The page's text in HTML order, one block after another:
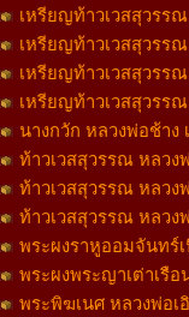
เหรียญท้าวเวสสุวรร
เหรียญท้าวเวสสุวรร
เหรียญท้าวเวสสุวรร
เหรียญท้าวเวสสุวรร
นางกวัก หลวงพ่อช้า
ท้าวเวสสุวรรณ หลวง
ท้าวเวสสุวรรณ หลวง
ท้าวเวสสุวรรณ หลวง
พระผงราหูออมจันทร์
พระผงพระญาเต่าเรื
พระพิฆเนศ หลวงพ่อเ